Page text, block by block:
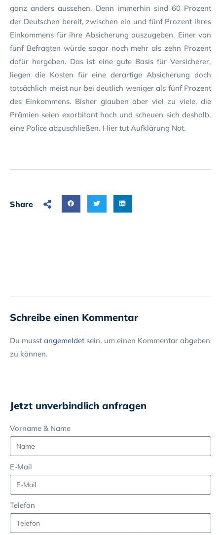
ganz anders aussehen. Denn immerhin sind 60 Prozent
der Deutschen bereit, zwischen ein und fünf Prozent ihres
Einkommens für ihre Absicherung auszugeben. Einer von
fünf Befragten würde sogar noch mehr als zehn Prozent
dafür hergeben. Das ist eine gute Basis für Versicherer,
liegen die Kosten für eine derartige Absicherung doch
tatsächlich meist nur bei deutlich weniger als fünf Prozent
des Einkommens. Bisher glauben aber viel zu viele, die
Prämien seien exorbitant hoch und scheuen sich deshalb,
eine Police abzuschließen. Hier tut Aufklärung Not.
Share
Schreibe einen Kommentar
Du musst angemeldet sein, um einen Kommentar abgeben
zu können.
Jetzt unverbindlich anfragen
Vorname & Name
E-Mail
Telefon